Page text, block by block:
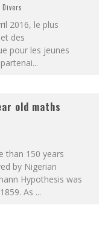
Divers
2016, le plus
des
pour les jeunes
...
old maths
than 150 years
by Nigerian
Hypothesis was
As ...